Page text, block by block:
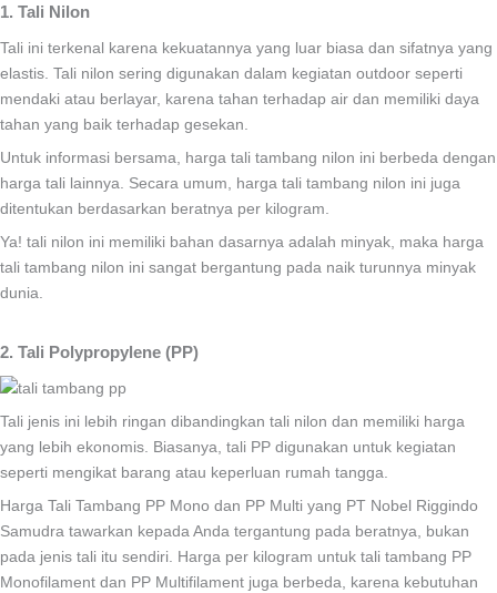
1. Tali Nilon
Tali ini terkenal karena kekuatannya yang luar biasa dan sifatnya yang
elastis. Tali nilon sering digunakan dalam kegiatan outdoor seperti
mendaki atau berlayar, karena tahan terhadap air dan memiliki daya
tahan yang baik terhadap gesekan.
Untuk informasi bersama, harga tali tambang nilon ini berbeda dengan
harga tali lainnya. Secara umum, harga tali tambang nilon ini juga
ditentukan berdasarkan beratnya per kilogram.
Ya! tali nilon ini memiliki bahan dasarnya adalah minyak, maka harga
tali tambang nilon ini sangat bergantung pada naik turunnya minyak
dunia.
2. Tali Polypropylene (PP)
Tali jenis ini lebih ringan dibandingkan tali nilon dan memiliki harga
yang lebih ekonomis. Biasanya, tali PP digunakan untuk kegiatan
seperti mengikat barang atau keperluan rumah tangga.
Harga Tali Tambang PP Mono dan PP Multi yang PT Nobel Riggindo
Samudra tawarkan kepada Anda tergantung pada beratnya, bukan
pada jenis tali itu sendiri. Harga per kilogram untuk tali tambang PP
Monofilament dan PP Multifilament juga berbeda, karena kebutuhan